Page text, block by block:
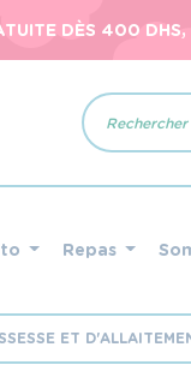
DÈS 400
Recherche
de
produits
Repas
ET